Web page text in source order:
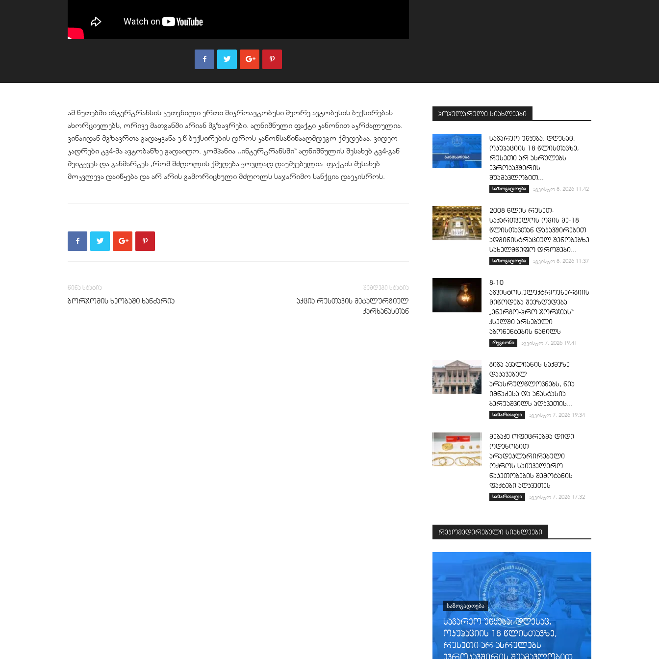
ამ წუთებში ინტერტრანსის კუთვნილი ერთი მიკროავტობუსი მეორე ავტობუსის ბუქსირებას
ახორციელებს, ორივე მათგანში არიან მგზავრები. აღნიშნული ფაქტი კანონით აკრძალულია.
ვინაიდან მგზავრთა გადაყვანა ე.წ ბუქსირების დროს კანონსაწინააღმდეგო ქმედებაა. ვიდეო
კადრები ტვ4-მა ავტობანზე გადაიღო. კომპანია ,,ინტერტრანსში“ აღნიშნულის შესახებ ტვ4-გან
შეიტყვეს და განმარტეს ,რომ მძღოლის ქმედება ყოვლად დაუშვებელია. ფაქტის შესახებ
მოკვლევა დაიწყება და არ არის გამორიცხული მძღოლს საჯარიმო სანქცია დაეკისროს.
წინა სტატია
ბორჯომის ხეობაში ხანძარია
შემდეგი სტატია
აქცია რუსთავის მეტალურგიულ
ქარხანასთან
პოპულარული სიახლეები
საგარეო უწყება: დღესაც,
ოკუპაციის 18 წლისთავზე,
რუსეთი არ ასრულებს
ევროკავშირის
შუამავლობით...
საზოგადოება აგვისტო 8, 2026 11:42
2008 წლის რუსეთ-
საქართველოს ომის მე-18
წლისთავთან დაკავშირებით
ადმინისტრაციულ შენობებზე
სახელმწიფო დროშები...
საზოგადოება აგვისტო 8, 2026 11:37
8-10
აგვისტოს,ელექტროენერგიის
მიწოდება შეეზღუდება
„ენერგო-პრო ჯორჯიას“
ქსელში არსებული
აბონენტების ნაწილს
რეგიონი აგვისტო 7, 2026 19:41
გიგა ავალიანის საქმეზე
დაკავებულ
არასრულწლოვნებს, ნია
იმნაძესა და ანასტასია
ბერუაშვილს აღკვეთის...
სამართალი აგვისტო 7, 2026 19:34
მებაჟე ოფიცრებმა დიდი
ოდენობით
არადეკლარირებული
ოქროს საიუველირო
ნაკეთობების შემოტანის
ფაქტები აღკვეთეს
სამართალი აგვისტო 7, 2026 17:32
რეკომედირებული სიახლეები
ᲡᲐᲖᲝᲒᲐᲓᲝᲔᲑᲐ
საგარეო უწყება: დღესაც,
ოკუპაციის 18 წლისთავზე,
რუსეთი არ ასრულებს
ევროკავშირის შუამავლობით